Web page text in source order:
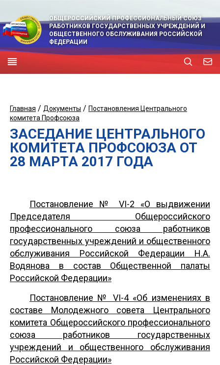
ОБЩЕРОССИЙСКИЙ ПРОФЕССИОНАЛЬНЫЙ СОЮЗ
РАБОТНИКОВ ГОСУДАРСТВЕННЫХ УЧРЕЖДЕНИЙ И
ОБЩЕСТВЕННОГО ОБСЛУЖИВАНИЯ РОССИЙСКОЙ
ФЕДЕРАЦИИ
Главная / Документы / Постановления Центрального
комитета Профсоюза
ЗАСЕДАНИЕ ЦЕНТРАЛЬНОГО
КОМИТЕТА ПРОФСОЮЗА ОТ
28 МАРТА 2017 ГОДА
Постановление № VI-2 «О выдвижении
Председателя Общероссийского
профессионального союза работников
государственных учреждений и общественного
обслуживания Российской Федерации Н.А.
Водянова в состав Общественной палаты
Российской Федерации»
Постановление № VI-4 «Об изменениях в
составе Молодежного совета Центрального
комитета Общероссийского профессионального
союза работников государственных
учреждений и общественного обслуживания
Российской Федерации»